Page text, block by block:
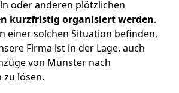
oder anderen plötzlichen
kurzfristig organisiert werden.
einer solchen Situation befinden,
Firma ist in der Lage, auch
von Münster nach
zu lösen.